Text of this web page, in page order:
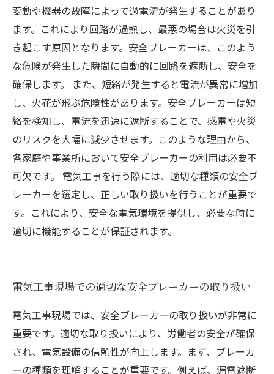
変動や機器の故障によって過電流が発生することがあり
ます。これにより回路が過熱し、最悪の場合は火災を引
き起こす原因となります。安全ブレーカーは、このよう
な危険が発生した瞬間に自動的に回路を遮断し、安全を
確保します。 また、短絡が発生すると電流が異常に増加
し、火花が飛ぶ危険性があります。安全ブレーカーは短
絡を検知し、電流を迅速に遮断することで、感電や火災
のリスクを大幅に減少させます。このような理由から、
各家庭や事業所において安全ブレーカーの利用は必要不
可欠です。 電気工事を行う際には、適切な種類の安全ブ
レーカーを選定し、正しい取り扱いを行うことが重要で
す。これにより、安全な電気環境を提供し、必要な時に
適切に機能することが保証されます。
電気工事現場での適切な安全ブレーカーの取り扱い
電気工事現場では、安全ブレーカーの取り扱いが非常に
重要です。適切な取り扱いにより、労働者の安全が確保
され、電気設備の信頼性が向上します。まず、ブレーカ
ーの種類を理解することが重要です。例えば、漏電遮断